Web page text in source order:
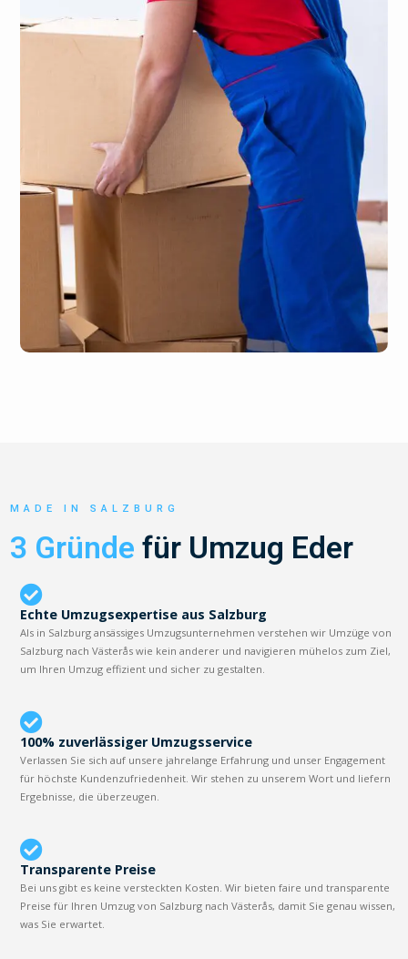
MADE IN SALZBURG
3 Gründe für Umzug Eder
Echte Umzugsexpertise aus Salzburg
Als in Salzburg ansässiges Umzugsunternehmen verstehen wir Umzüge von
Salzburg nach Västerås wie kein anderer und navigieren mühelos zum Ziel,
um Ihren Umzug effizient und sicher zu gestalten.
100% zuverlässiger Umzugsservice
Verlassen Sie sich auf unsere jahrelange Erfahrung und unser Engagement
für höchste Kundenzufriedenheit. Wir stehen zu unserem Wort und liefern
Ergebnisse, die überzeugen.
Transparente Preise
Bei uns gibt es keine versteckten Kosten. Wir bieten faire und transparente
Preise für Ihren Umzug von Salzburg nach Västerås, damit Sie genau wissen,
was Sie erwartet.